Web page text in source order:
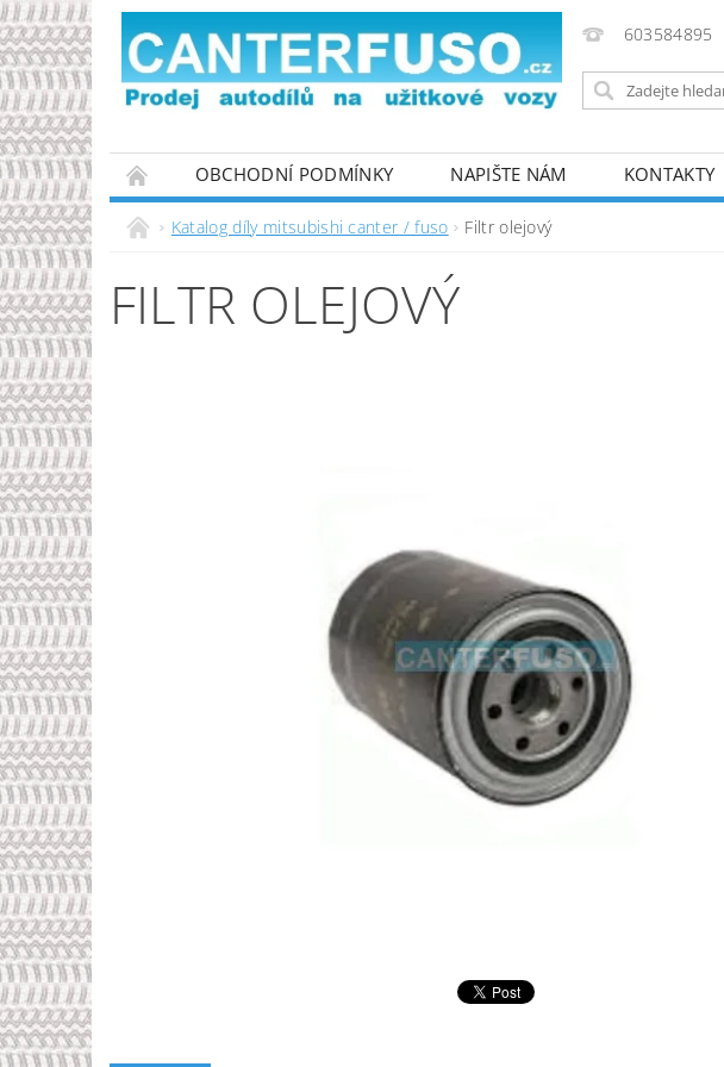
603584895
OBCHODNÍ PODMÍNKY NAPIŠTE NÁM KONTAKTY
PODMÍNKY OCHRANY OSOBNÍCH ÚDAJŮ
Katalog díly mitsubishi canter / fuso Filtr olejový
FILTR OLEJOVÝ